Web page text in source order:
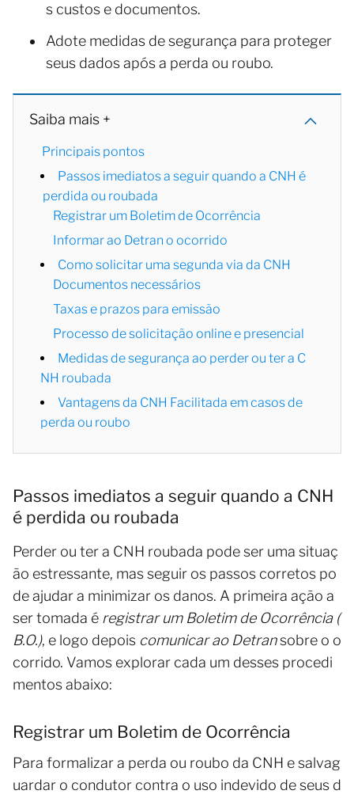
s custos e documentos.
Adote medidas de segurança para proteger
seus dados após a perda ou roubo.
Saiba mais +
Principais pontos
Passos imediatos a seguir quando a CNH é
perdida ou roubada
Registrar um Boletim de Ocorrência
Informar ao Detran o ocorrido
Como solicitar uma segunda via da CNH
Documentos necessários
Taxas e prazos para emissão
Processo de solicitação online e presencial
Medidas de segurança ao perder ou ter a C
NH roubada
Vantagens da CNH Facilitada em casos de
perda ou roubo
Passos imediatos a seguir quando a CNH
é perdida ou roubada
Perder ou ter a CNH roubada pode ser uma situaç
ão estressante, mas seguir os passos corretos po
de ajudar a minimizar os danos. A primeira ação a
ser tomada é registrar um Boletim de Ocorrência (
B.O.), e logo depois comunicar ao Detransobre o o
corrido. Vamos explorar cada um desses procedi
mentos abaixo:
Registrar um Boletim de Ocorrência
Para formalizar a perda ou roubo da CNH e salvag
uardar o condutor contra o uso indevido de seus d